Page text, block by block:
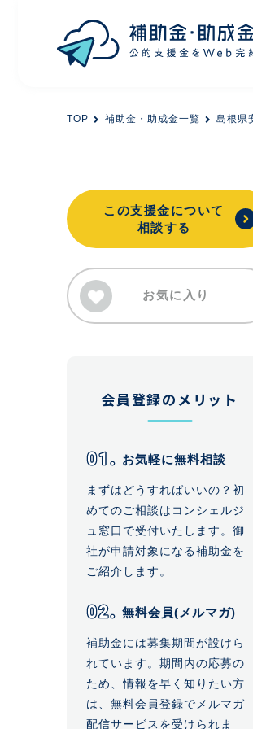
エリアから探す
TOP 補助金・助成金一覧 島根県
この支援金について
相談する
お気に入り
会員登録のメリット
お気軽に無料相談
まずはどうすればいいの？初
めてのご相談はコンシェルジ
ュ窓口で受付いたします。御
社が申請対象になる補助金を
ご紹介します。
無料会員(メルマガ)
補助金には募集期間が設けら
れています。期間内の応募の
ため、情報を早く知りたい方
は、無料会員登録でメルマガ
配信サービスを受けられま